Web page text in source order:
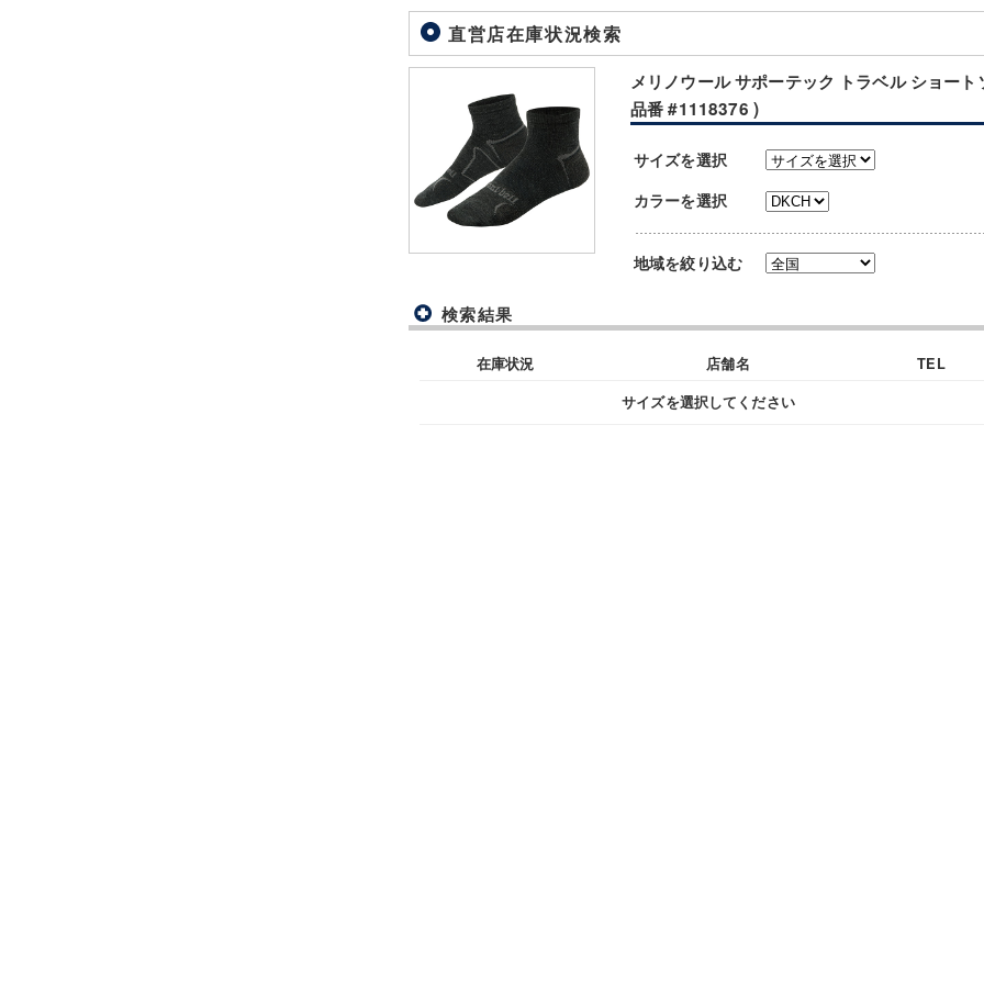
直営店在庫状況検索
メリノウール サポーテック トラベル ショート
品番 #1118376 )
サイズを選択
カラーを選択
地域を絞り込む
検索結果
在庫状況 店舗名
TEL
サイズを選択してください